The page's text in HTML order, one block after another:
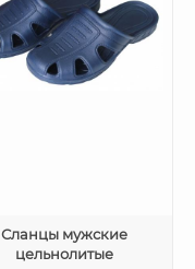
Сланцы мужские
цельнолитые